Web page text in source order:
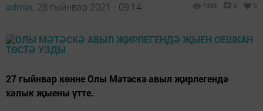
admin, 28 гыйнвар 2021 - 09:14 1393 0 0
27 гыйнвар көнне Олы Мәтәскә авыл җирлегендә
халык җыены үтте.